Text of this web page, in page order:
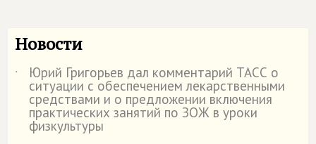
Новости
˙ Юрий Григорьев дал комментарий ТАСС о
ситуации с обеспечением лекарственными
средствами и о предложении включения
практических занятий по ЗОЖ в уроки
физкультуры